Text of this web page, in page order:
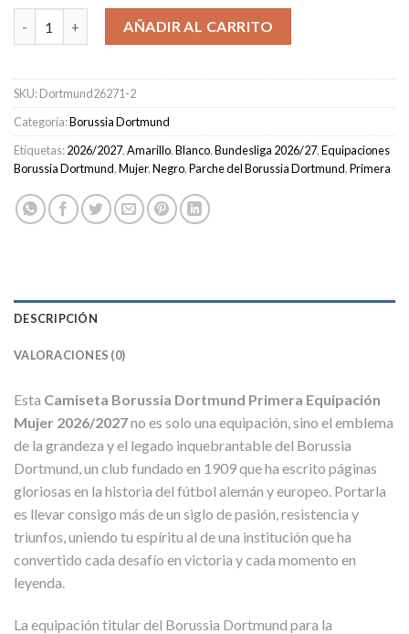
Camiseta Borussia Dortmund Primera Equipación Mujer 2026/
AÑADIR AL CARRITO
SKU:Dortmund26271-2
Categoría:Borussia Dortmund
Etiquetas:2026/2027,Amarillo,Blanco,Bundesliga 2026/27,Equipaciones
Borussia Dortmund,Mujer,Negro,Parche del Borussia Dortmund,Primera
DESCRIPCIÓN
VALORACIONES (0)
Esta Camiseta Borussia Dortmund Primera Equipación
Mujer 2026/2027no es solo una equipación, sino el emblema
de la grandeza y el legado inquebrantable del Borussia
Dortmund, un club fundado en 1909 que ha escrito páginas
gloriosas en la historia del fútbol alemán y europeo. Portarla
es llevar consigo más de un siglo de pasión, resistencia y
triunfos, uniendo tu espíritu al de una institución que ha
convertido cada desafío en victoria y cada momento en
leyenda.
La equipación titular del Borussia Dortmund para la